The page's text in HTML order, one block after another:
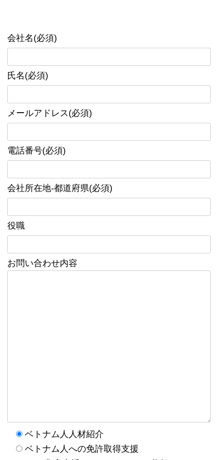
会社名(必須)
氏名(必須)
メールアドレス(必須)
電話番号(必須)
会社所在地-都道府県(必須)
役職
お問い合わせ内容
ベトナム人人材紹介
ベトナム人への免許取得支援